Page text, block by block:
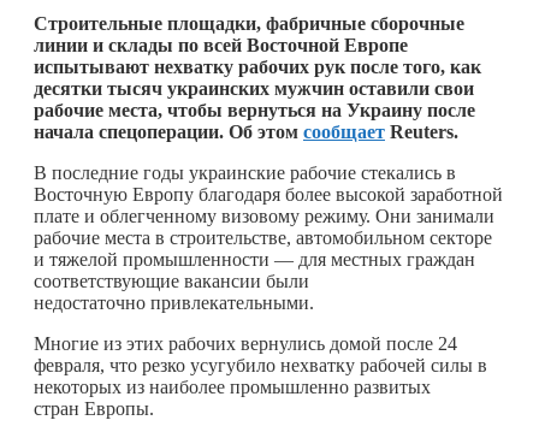
Строительные площадки, фабричные сборочные
линии и склады по всей Восточной Европе
испытывают нехватку рабочих рук после того, как
десятки тысяч украинских мужчин оставили свои
рабочие места, чтобы вернуться на Украину после
начала спецоперации. Об этом сообщает Reuters.
В последние годы украинские рабочие стекались в
Восточную Европу благодаря более высокой заработной
плате и облегченному визовому режиму. Они занимали
рабочие места в строительстве, автомобильном секторе
и тяжелой промышленности — для местных граждан
соответствующие вакансии были
недостаточно привлекательными.
Многие из этих рабочих вернулись домой после 24
февраля, что резко усугубило нехватку рабочей силы в
некоторых из наиболее промышленно развитых
стран Европы.